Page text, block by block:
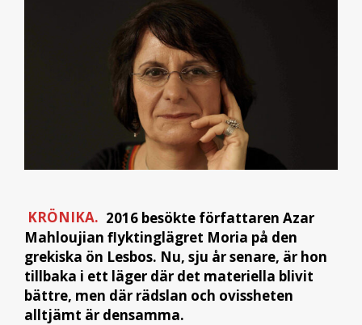
KRÖNIKA. 2016 besökte författaren Azar
Mahloujian flyktinglägret Moria på den
grekiska ön Lesbos. Nu, sju år senare, är hon
tillbaka i ett läger där det materiella blivit
bättre, men där rädslan och ovissheten
alltjämt är densamma.